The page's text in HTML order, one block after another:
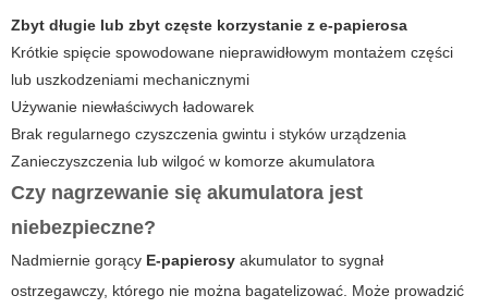
Zbyt długie lub zbyt częste korzystanie z e-papierosa
Krótkie spięcie spowodowane nieprawidłowym montażem części
lub uszkodzeniami mechanicznymi
Używanie niewłaściwych ładowarek
Brak regularnego czyszczenia gwintu i styków urządzenia
Zanieczyszczenia lub wilgoć w komorze akumulatora
Czy nagrzewanie się akumulatora jest
niebezpieczne?
Nadmiernie gorący E-papierosy akumulator to sygnał
ostrzegawczy, którego nie można bagatelizować. Może prowadzić